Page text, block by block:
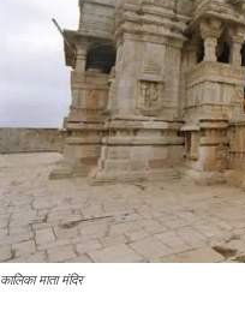
कालिका माता मंदिर